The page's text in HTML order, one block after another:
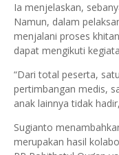
Ia menjelaskan,
Namun, dalam
menjalani proses
dapat mengikuti
“Dari total peserta,
pertimbangan medis,
anak lainnya tidak
Sugianto
merupakan hasil